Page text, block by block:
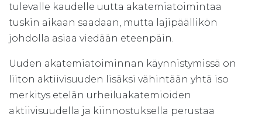
tulevalle kaudelle uutta akatemiatoimintaa
tuskin aikaan saadaan, mutta lajipäällikön
johdolla asiaa viedään eteenpäin.
Uuden akatemiatoiminnan käynnistymissä on
liiton aktiivisuuden lisäksi vähintään yhtä iso
merkitys etelän urheiluakatemioiden
aktiivisuudella ja kiinnostuksella perustaa